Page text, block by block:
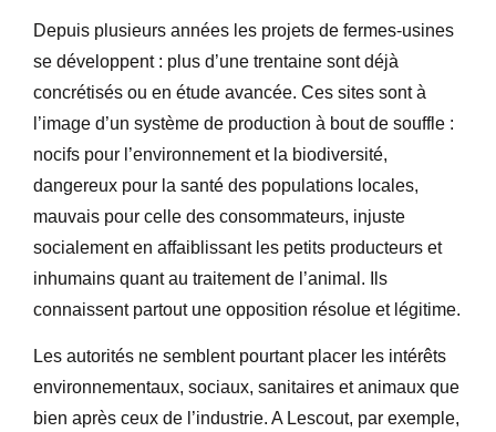
Depuis plusieurs années les projets de fermes-usines
se développent : plus d’une trentaine sont déjà
concrétisés ou en étude avancée. Ces sites sont à
l’image d’un système de production à bout de souffle :
nocifs pour l’environnement et la biodiversité,
dangereux pour la santé des populations locales,
mauvais pour celle des consommateurs, injuste
socialement en affaiblissant les petits producteurs et
inhumains quant au traitement de l’animal. Ils
connaissent partout une opposition résolue et légitime.
Les autorités ne semblent pourtant placer les intérêts
environnementaux, sociaux, sanitaires et animaux que
bien après ceux de l’industrie. A Lescout, par exemple,